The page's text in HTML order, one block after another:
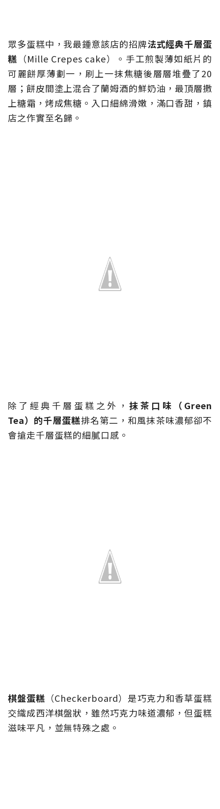
眾多蛋糕中，我最鍾意該店的招牌法式經典千層蛋
糕 （Mille Crepes cake）
。手工煎製薄如紙片的
可麗餅厚薄劃一，刷上一抹焦糖後層層堆疊了20
層；餅皮間塗上混合了蘭姆酒的鮮奶油，最頂層撒
上糖霜，烤成焦糖。入口細綿滑嫩，滿口香甜，鎮
店之作實至名歸。
除了經典千層蛋糕之外，抹茶口味（Green
Tea）的千層蛋糕排名第二，和風抹茶味濃郁卻不
會搶走千層蛋糕的細膩口感。
棋盤蛋糕 （Checkerboard）是巧克力和香草蛋糕
交織成西洋棋盤狀，雖然巧克力味道濃郁，但蛋糕
滋味平凡，並無特殊之處。